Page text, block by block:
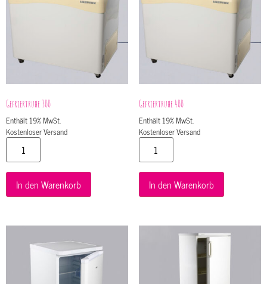
Gefriertruhe 300
Enthält 19% MwSt.
Kostenloser Versand
In den Warenkorb
Gefriertruhe 400
Enthält 19% MwSt.
Kostenloser Versand
In den Warenkorb